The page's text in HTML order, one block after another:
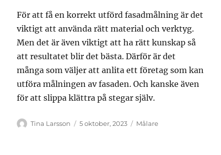
För att få en korrekt utförd fasadmålning är det
viktigt att använda rätt material och verktyg.
Men det är även viktigt att ha rätt kunskap så
att resultatet blir det bästa. Därför är det
många som väljer att anlita ett företag som kan
utföra målningen av fasaden. Och kanske även
för att slippa klättra på stegar själv.
Författare
Tina Larsson
Publicerat
5 oktober, 2023 Kategorier
Målare